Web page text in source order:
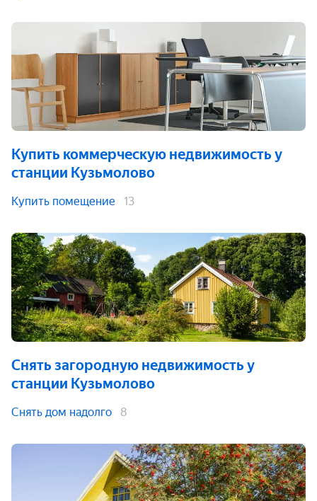
Купить коммерческую недвижимость у
станции Кузьмолово
Купить помещение 13
Снять загородную недвижимость у
станции Кузьмолово
Снять дом надолго 8